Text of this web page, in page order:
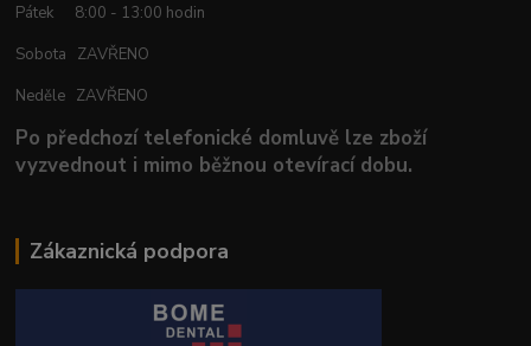
Pátek 8:00 - 13:00 hodin
Sobota ZAVŘENO
Neděle ZAVŘENO
Po předchozí telefonické domluvě lze zboží
vyzvednout i mimo běžnou otevírací dobu.
Zákaznická podpora